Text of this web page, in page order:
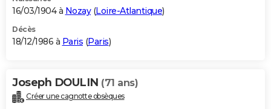
16/03/1904 à Nozay(Loire-Atlantique)
Décès
18/12/1986 à Paris (Paris)
Joseph DOULIN (71 ans)
Créer une cagnotte obsèques